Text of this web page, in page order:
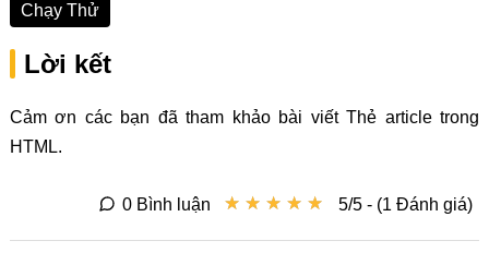
Chạy Thử
Lời kết
Cảm ơn các bạn đã tham khảo bài viết Thẻ article trong
HTML.
★ ★ ★ ★ ★
★ ★ ★ ★ ★ 5/5 - (1 Đánh giá)
0 Bình luận